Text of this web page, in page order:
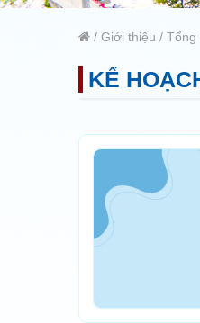
/ Giới thiệu / Tổng
KẾ